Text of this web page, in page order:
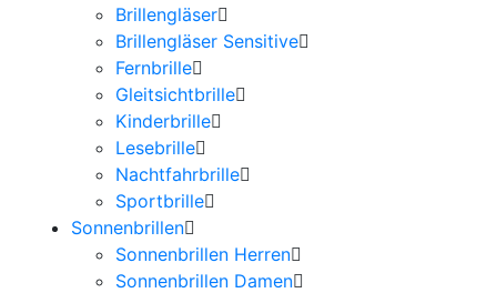
Brillengläser
Brillengläser Sensitive
Fernbrille
Gleitsichtbrille
Kinderbrille
Lesebrille
Nachtfahrbrille
Sportbrille
Sonnenbrillen
Sonnenbrillen Herren
Sonnenbrillen Damen